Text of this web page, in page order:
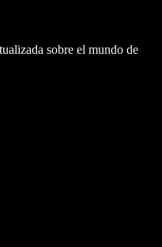
sobre el mundo de